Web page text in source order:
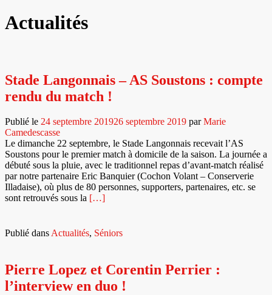
Actualités
Stade Langonnais – AS Soustons : compte
rendu du match !
Publié le 24 septembre 201926 septembre 2019 parMarie
Camedescasse
Le dimanche 22 septembre, le Stade Langonnais recevait l’AS
Soustons pour le premier match à domicile de la saison. La journée a
débuté sous la pluie, avec le traditionnel repas d’avant-match réalisé
par notre partenaire Eric Banquier (Cochon Volant – Conserverie
Illadaise), où plus de 80 personnes, supporters, partenaires, etc. se
sont retrouvés sous la En
surStade
Langonnais
Soustons
:
[…]
Publié dansActualités, Séniors
Pierre Lopez et Corentin Perrier :
l’interview en duo !